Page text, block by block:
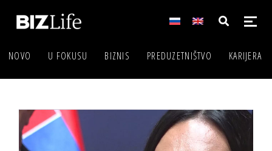
NOVO U FOKUSU BIZNIS PREDUZETNIŠTVO KARIJERA